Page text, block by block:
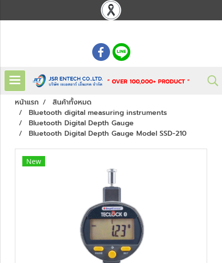
หน้าแรก
สินค้าทั้งหมด
Bluetooth digital measuring instruments
Bluetooth Digital Depth Gauge
Bluetooth Digital Depth Gauge Model SSD-210
New